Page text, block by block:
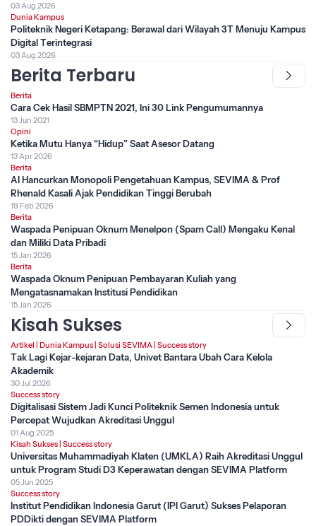
03 Aug 2026
Dunia Kampus
Politeknik Negeri Ketapang: Berawal dari Wilayah 3T Menuju Kampus
Digital Terintegrasi
03 Aug 2026
Berita Terbaru
Berita
Cara Cek Hasil SBMPTN 2021, Ini 30 Link Pengumumannya
13 Jun 2021
Opini
Ketika Mutu Hanya “Hidup” Saat Asesor Datang
13 Apr 2026
Berita
AI Hancurkan Monopoli Pengetahuan Kampus, SEVIMA & Prof
Rhenald Kasali Ajak Pendidikan Tinggi Berubah
19 Feb 2026
Berita
Waspada Penipuan Oknum Menelpon (Spam Call) Mengaku Kenal
dan Miliki Data Pribadi
15 Jan 2026
Berita
Waspada Oknum Penipuan Pembayaran Kuliah yang
Mengatasnamakan Institusi Pendidikan
15 Jan 2026
Kisah Sukses
Artikel Dunia Kampus Solusi SEVIMA Success story
Tak Lagi Kejar-kejaran Data, Univet Bantara Ubah Cara Kelola
Akademik
30 Jul 2026
Success story
Digitalisasi Sistem Jadi Kunci Politeknik Semen Indonesia untuk
Percepat Wujudkan Akreditasi Unggul
01 Aug 2025
Kisah Sukses Success story
Universitas Muhammadiyah Klaten (UMKLA) Raih Akreditasi Unggul
untuk Program Studi D3 Keperawatan dengan SEVIMA Platform
05 Jun 2025
Success story
Institut Pendidikan Indonesia Garut (IPI Garut) Sukses Pelaporan
PDDikti dengan SEVIMA Platform